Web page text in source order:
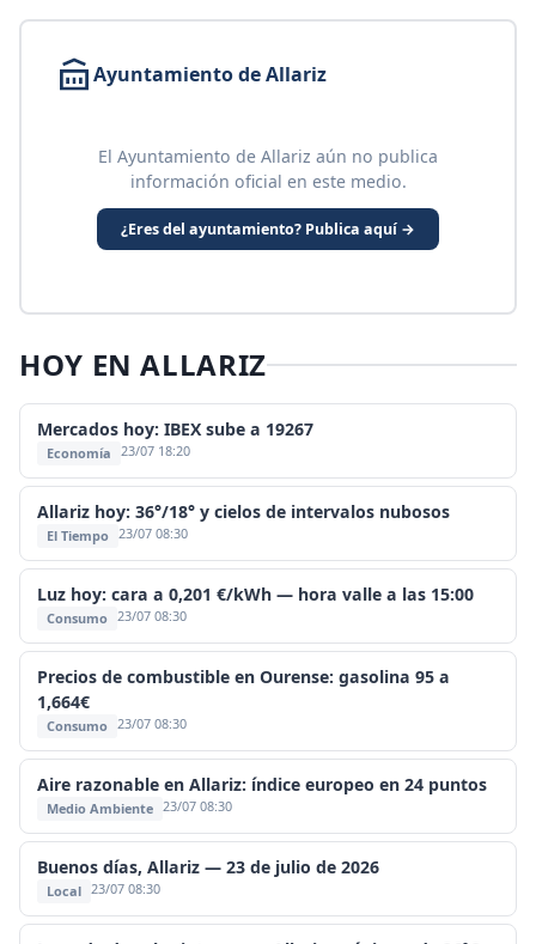
Ayuntamiento de Allariz
El Ayuntamiento de Allariz aún no publica
información oficial en este medio.
¿Eres del ayuntamiento? Publica aquí →
HOY EN ALLARIZ
Mercados hoy: IBEX sube a 19267
Economía 23/07 18:20
Allariz hoy: 36°/18° y cielos de intervalos nubosos
El Tiempo 23/07 08:30
Luz hoy: cara a 0,201 €/kWh — hora valle a las 15:00
Consumo 23/07 08:30
Precios de combustible en Ourense: gasolina 95 a
1,664€
Consumo 23/07 08:30
Aire razonable en Allariz: índice europeo en 24 puntos
Medio Ambiente 23/07 08:30
Buenos días, Allariz — 23 de julio de 2026
Local 23/07 08:30